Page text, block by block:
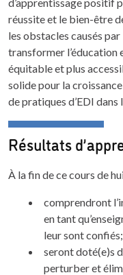
réussite et le bien-être
les obstacles causés
transformer l’éducation
équitable et plus
solide pour la
de pratiques d’EDI dans
Résultats
À la fin de ce cours de
comprendront
en tant
leur sont confiés;
seront doté(e)s
perturber et